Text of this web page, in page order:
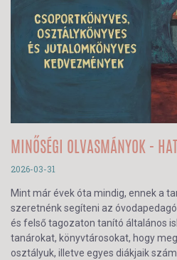
MINŐSÉGI OLVASMÁNYOK -
2026-03-31
Mint már évek óta mindig, ennek a
szeretnénk segíteni az
és felső tagozaton tanító általános
tanárokat, könyvtárosokat, hogy
osztályuk, illetve egyes diákjaik